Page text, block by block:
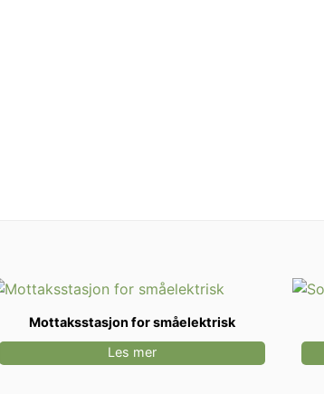
Mottaksstasjon for småelektrisk
Les mer